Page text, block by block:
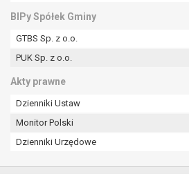
BIPy Spółek Gminy
GTBS Sp. z o.o.
PUK Sp. z o.o.
Akty prawne
Dzienniki Ustaw
Monitor Polski
Dzienniki Urzędowe